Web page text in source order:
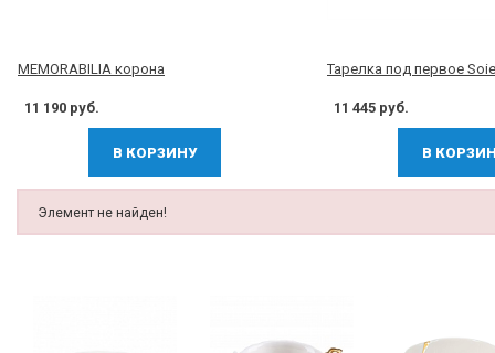
MEMORABILIA корона
11 190 руб.
В КОРЗИНУ
Тарелка под первое
11 445 руб.
В
Элемент не найден!